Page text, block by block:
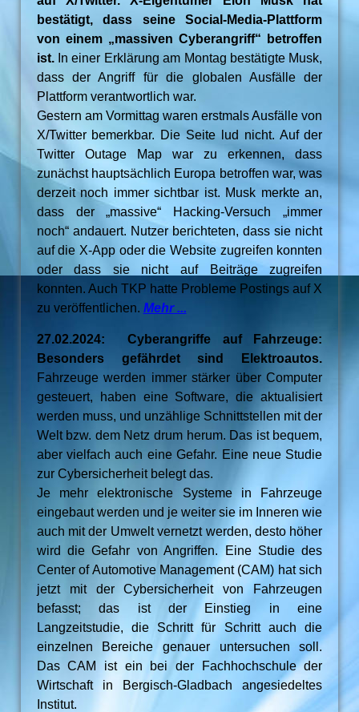
bestätigt, dass seine Social-Media-Plattform
von einem „massiven Cyberangriff“ betroffen
ist. In einer Erklärung am Montag bestätigte Musk,
dass der Angriff für die globalen Ausfälle der
Plattform verantwortlich war.
Gestern am Vormittag waren erstmals Ausfälle von
X/Twitter bemerkbar. Die Seite lud nicht. Auf der
Twitter Outage Map war zu erkennen, dass
zunächst hauptsächlich Europa betroffen war, was
derzeit noch immer sichtbar ist. Musk merkte an,
dass der „massive“ Hacking-Versuch „immer
noch“ andauert. Nutzer berichteten, dass sie nicht
auf die X-App oder die Website zugreifen konnten
oder dass sie nicht auf Beiträge zugreifen
konnten. Auch TKP hatte Probleme Postings auf X
zu veröffentlichen. Mehr ...
27.02.2024: Cyberangriffe auf Fahrzeuge:
Besonders gefährdet sind Elektroautos.
Fahrzeuge werden immer stärker über Computer
gesteuert, haben eine Software, die aktualisiert
werden muss, und unzählige Schnittstellen mit der
Welt bzw. dem Netz drum herum. Das ist bequem,
aber vielfach auch eine Gefahr. Eine neue Studie
zur Cybersicherheit belegt das.
Je mehr elektronische Systeme in Fahrzeuge
eingebaut werden und je weiter sie im Inneren wie
auch mit der Umwelt vernetzt werden, desto höher
wird die Gefahr von Angriffen. Eine Studie des
Center of Automotive Management (CAM) hat sich
jetzt mit der Cybersicherheit von Fahrzeugen
befasst; das ist der Einstieg in eine
Langzeitstudie, die Schritt für Schritt auch die
einzelnen Bereiche genauer untersuchen soll.
Das CAM ist ein bei der Fachhochschule der
Wirtschaft in Bergisch-Gladbach angesiedeltes
Institut.